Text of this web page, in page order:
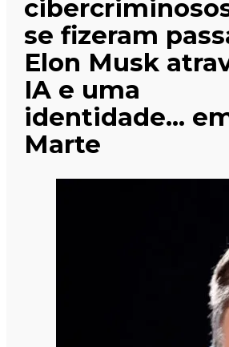
se fizeram
Elon Musk
IA e uma
identidade…
Marte